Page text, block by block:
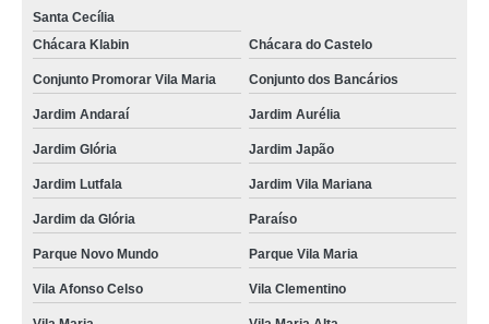
Santa Cecília
Chácara Klabin
Chácara do Castelo
Conjunto Promorar Vila Maria Conjunto dos Bancários
Jardim Andaraí Jardim Aurélia
Jardim Glória Jardim Japão
Jardim Lutfala Jardim Vila Mariana
Jardim da Glória Paraíso
Parque Novo Mundo Parque Vila Maria
Vila Afonso Celso Vila Clementino